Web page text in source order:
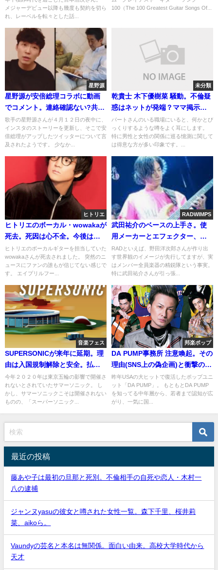
メジャーデビュー以降も幾度も契約を切ら
れ、レーベルを転々とした話...
100（The 100 Greatest Guitar Songs Of...
星野源
星野源が安倍総理コラボに動画
でコメント。連絡確認ない?共演
の可能性
歌手の星野源さんが４月１２日の夜中に、
インスタのストーリーを更新し、そこで安
倍総理がアップしたツイッターについて言
及されたようです。 少なか...
未分類
乾貴士 木下優樹菜 騒動。不倫疑
惑はネットが発端？ママ掲示板
の威力
パートさんのいる職場にいると、何かとび
っくりするような噂をよく耳にします。
特に男性と女性の関係に巡る憶測に関して
は得意な方が多い印象です。...
ヒトリエ
ヒトリエのボーカル・wowakaが
死去。死因は心不全。今後は解
散or活動休止？
ヒトリエのボーカルギターを担当していた
wowakaさんが死去されました。 突然のニ
ュースにファンの誰もが信じてない感じで
す。 エイプリルフー...
RADWIMPS
武田祐介のベースの上手さ。使
用メーカーとエフェクター、演
奏の特徴
RADといえば、野田洋次郎さんが作り出
す世界観のイメージが先行してますが、実
はメンバー全員楽器の精鋭隊という事実。
特に武田祐介さんが引っ張...
音楽フェス
SUPERSONICが来年に延期。理
由は入国規制解除と安全。払戻
と2021日程
今年２０２０年は東京五輪の影響で開催さ
れないとされていたサマーソニック。 し
かし、サマーソニックこそは開催されない
ものの、「スーパーソニック...
邦楽ポップ
DA PUMP事務所 注意喚起。その
理由(SNS上の偽企画)と衝撃の事
実。
昨年USAの大ヒットで復活したポップユニ
ット「DA PUMP」。 もともとDA PUMP
を知ってる中年層から、若者まで認知が広
がり、一気に国...
最近の投稿
藤あや子は最初の旦那と死別。不倫相手の自死や恋人・木村一
八の逮捕
ジャンヌyasuの彼女と噂された女性一覧。森下千里、桜井莉
菜、aikoら。
Vaundyの芸名と本名は無関係。面白い由来。高校大学時代から
天才